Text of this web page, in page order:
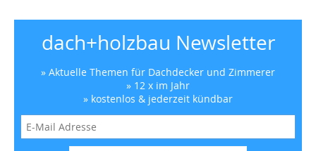
dach+holzbau Newsletter
» Aktuelle Themen für Dachdecker und Zimmerer
» 12 x im Jahr
» kostenlos & jederzeit kündbar